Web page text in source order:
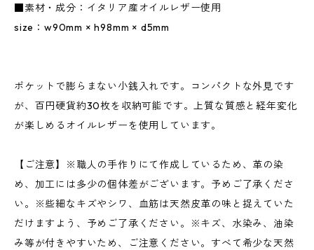
■素材・成分：イタリア産オイルレザー使用
size：w90mm × h98mm × d5mm
ポケットで膨らまない小銭入れです。コンパクトな外見です
が、百円硬貨約30枚を収納可能です。上質な質感と経年変化
が楽しめるオイルレザーを使用しています。
【ご注意】※職人の手作りにて作成しているため、革の染
め、加工には多少の個体差がございます。予めご了承くださ
い。※些細なキズやシワ、血筋は天然皮革の味と捉えていた
だけますよう、予めご了承ください。※キズ、水染み、油染
み等が付きやすいため、ご注意ください。すべて希少な天然